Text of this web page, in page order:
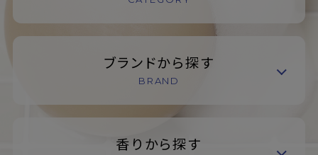
ブランドから探す
BRAND
香りから探す